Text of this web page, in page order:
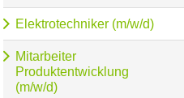
Elektrotechniker (m/w/d)
Mitarbeiter
Produktentwicklung
(m/w/d)